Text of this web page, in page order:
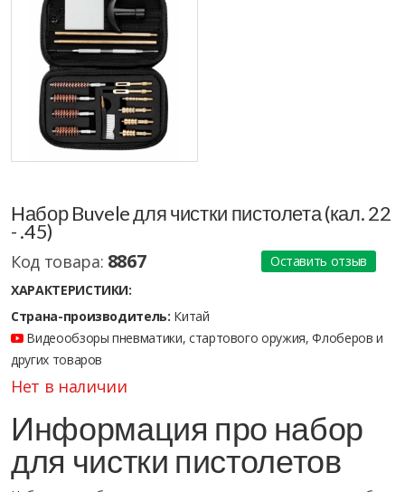
Набор Buvele для чистки пистолета (кал. 22
- .45)
Код товара: 8867
Оставить отзыв
ХАРАКТЕРИСТИКИ:
Страна-производитель: Китай
Видеообзоры пневматики, стартового оружия, Флоберов и
других товаров
Нет в наличии
Информация про набор
для чистки пистолетов